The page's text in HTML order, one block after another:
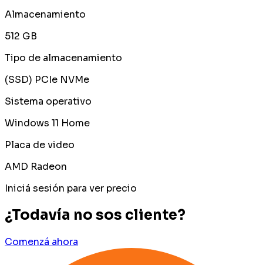
Almacenamiento
512 GB
Tipo de almacenamiento
(SSD) PCIe NVMe
Sistema operativo
Windows 11 Home
Placa de video
AMD Radeon
Iniciá sesión para ver precio
¿Todavía no sos cliente?
Comenzá ahora